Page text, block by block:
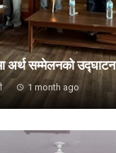
अर्थ सम्मेलनको उद्घाटन
1 month ago